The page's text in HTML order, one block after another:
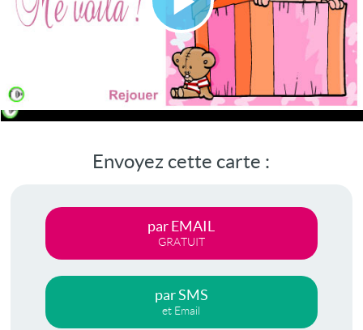
Lire
la
vidéo
Envoyez cette carte :
par EMAIL
GRATUIT
par SMS
et Email